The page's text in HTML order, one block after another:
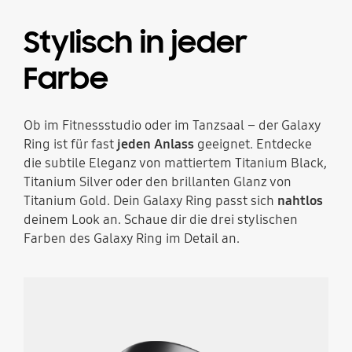
Stylisch in jeder
Farbe
Ob im Fitnessstudio oder im Tanzsaal – der Galaxy
Ring ist für fast jeden Anlassgeeignet. Entdecke
die subtile Eleganz von mattiertem Titanium Black,
Titanium Silver oder den brillanten Glanz von
Titanium Gold. Dein Galaxy Ring passt sich nahtlos
deinem Look an. Schaue dir die drei stylischen
Farben des Galaxy Ring im Detail an.